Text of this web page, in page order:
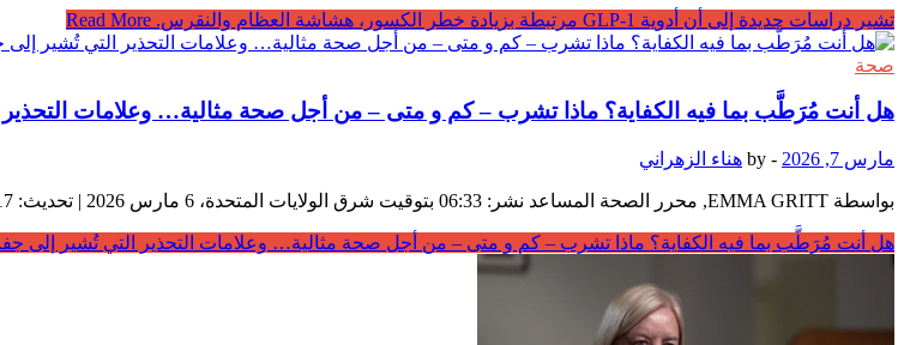
تشير دراسات جديدة إلى أن أدوية GLP-1 مرتبطة بزيادة خطر الكسور، هشاشة العظام والنقرس.
صحة
هل أنت مُرَطَّب بما فيه الكفاية؟ ماذا تشرب – كم و متى – من أجل صحة مثالية… وعلامات
مارس 7, 2026 -
by هناء الزهراني
بواسطة EMMA GRITT, محرر الصحة المساعد نشر: 06:33 بتوقيت شرق الولايات المتحدة، 6 مارس 2026 | تحديث: 11:17 بتوقيت شرق الولايات المتحدة، 6 مارس 2026 سواء كنت من محبي المياه …
هل أنت مُرَطَّب بما فيه الكفاية؟ ماذا تشرب – كم و متى – من أجل صحة مثالية… وعلامات التحذير التي تُشير إلى